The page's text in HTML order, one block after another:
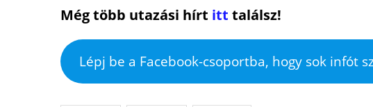
Még több utazási hírt itt találsz!
Lépj be a Facebook-csoportba, hogy sok infót